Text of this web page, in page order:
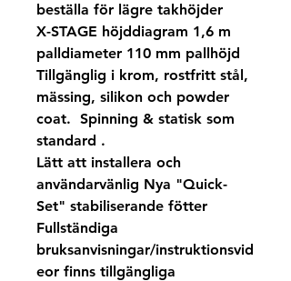
beställa för lägre takhöjder
X-STAGE höjddiagram 1,6 m
palldiameter 110 mm pallhöjd
Tillgänglig i krom, rostfritt stål,
mässing, silikon och powder
coat. Spinning & statisk som
standard .
Lätt att installera och
användarvänlig Nya "Quick-
Set" stabiliserande fötter
Fullständiga
bruksanvisningar/instruktionsvid
eor finns tillgängliga